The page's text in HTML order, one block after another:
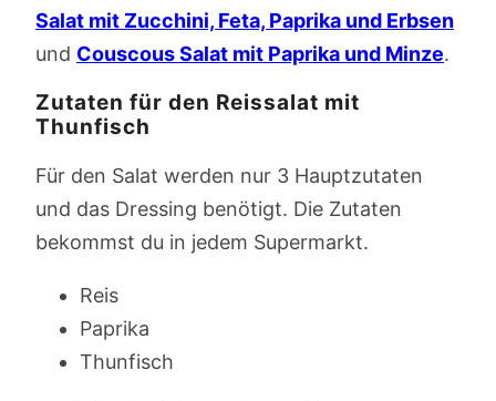
Salat mit Zucchini, Feta, Paprika und Erbsen
und Couscous Salat mit Paprika und Minze.
Zutaten für den Reissalat mit
Thunfisch
Für den Salat werden nur 3 Hauptzutaten
und das Dressing benötigt. Die Zutaten
bekommst du in jedem Supermarkt.
Reis
Paprika
Thunfisch